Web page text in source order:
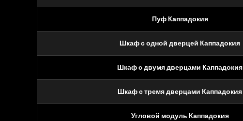
Пуф Каппадокия
Шкаф с одной дверцей Каппадокия
Шкаф с двумя дверцами Каппадокия
Шкаф с тремя дверцами Каппадокия
Угловой модуль Каппадокия